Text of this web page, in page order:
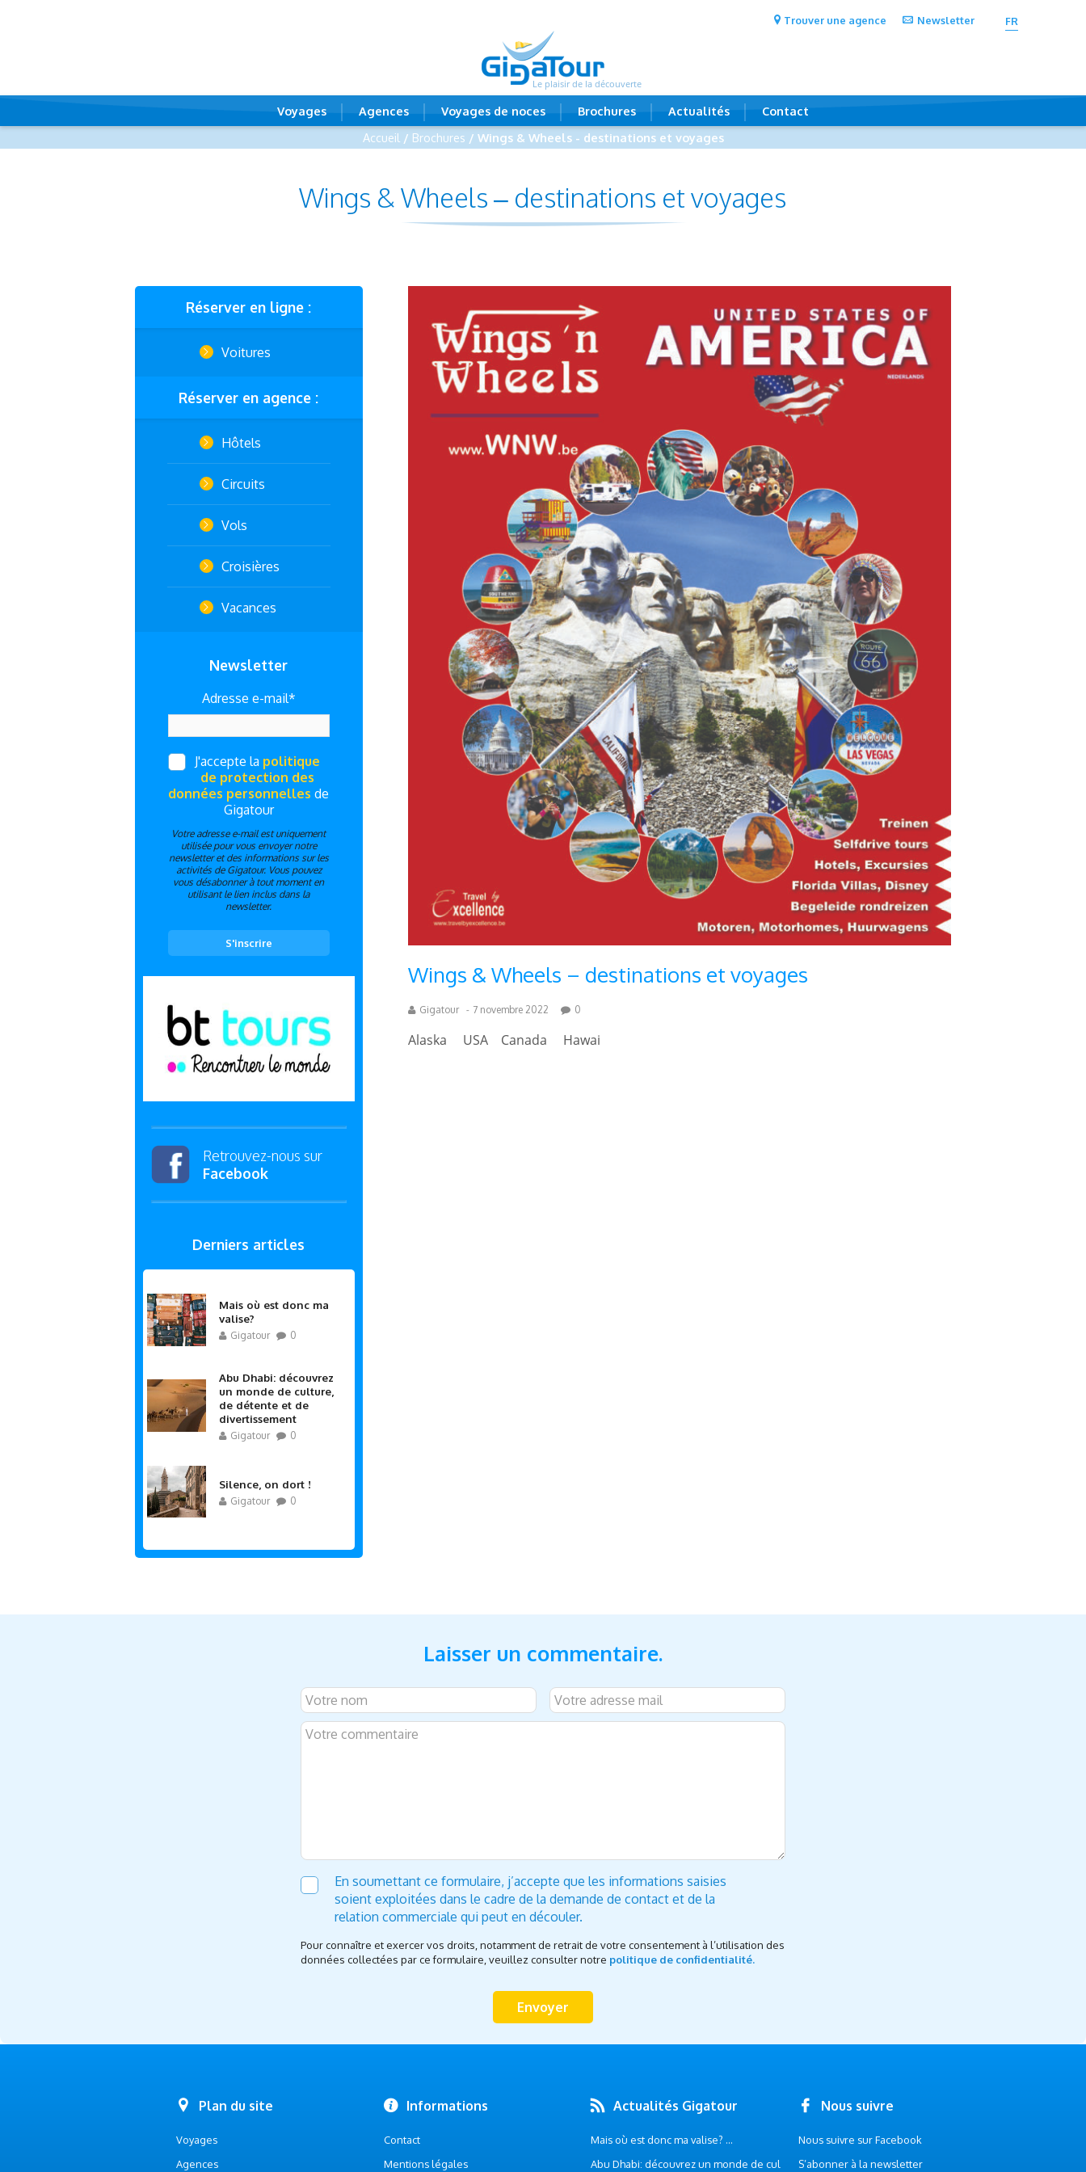
Trouver une agence Newsletter FR
Le plaisir de la découverte
Voyages Agences Voyages de noces Brochures Actualités
Contact
Accueil / Brochures / Wings & Wheels - destinations et voyages
Wings & Wheels – destinations et voyages
Réserver en ligne :
Voitures
Réserver en agence :
Hôtels
Circuits
Vols
Croisières
Vacances
Newsletter
Adresse e-mail*
J'accepte la politique
de protection des
données personnelles de
Gigatour
Votre adresse e-mail est uniquement
utilisée pour vous envoyer notre
newsletter et des informations sur les
activités de Gigatour. Vous pouvez
vous désabonner à tout moment en
utilisant le lien inclus dans la
newsletter.
Retrouvez-nous sur
Facebook
Derniers articles
Mais où est donc ma
valise?
Gigatour 0
Abu Dhabi: découvrez
un monde de culture,
de détente et de
divertissement
Gigatour 0
Silence, on dort !
Gigatour 0
Wings & Wheels – destinations et voyages
Gigatour - 7 novembre 2022 0
Alaska USA Canada Hawai
Laisser un commentaire.
En soumettant ce formulaire, j’accepte que les informations saisies
soient exploitées dans le cadre de la demande de contact et de la
relation commerciale qui peut en découler.
Pour connaître et exercer vos droits, notamment de retrait de votre consentement à l’utilisation des
données collectées par ce formulaire, veuillez consulter notre politique de confidentialité.
Plan du site
Voyages
Agences
Informations
Contact
Mentions légales
Actualités Gigatour
Mais où est donc ma valise? ...
Abu Dhabi: découvrez un monde de cul
Nous suivre
Nous suivre sur Facebook
S’abonner à la newsletter